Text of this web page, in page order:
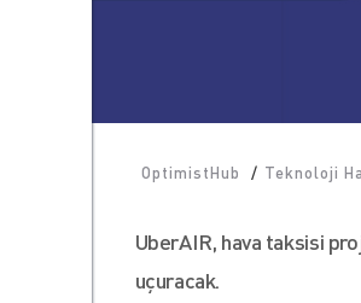
OptimistHub / Teknoloji
UberAIR, hava taksisi
uçuracak.